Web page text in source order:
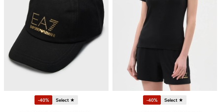
-40% Select ★ -40% Select ★